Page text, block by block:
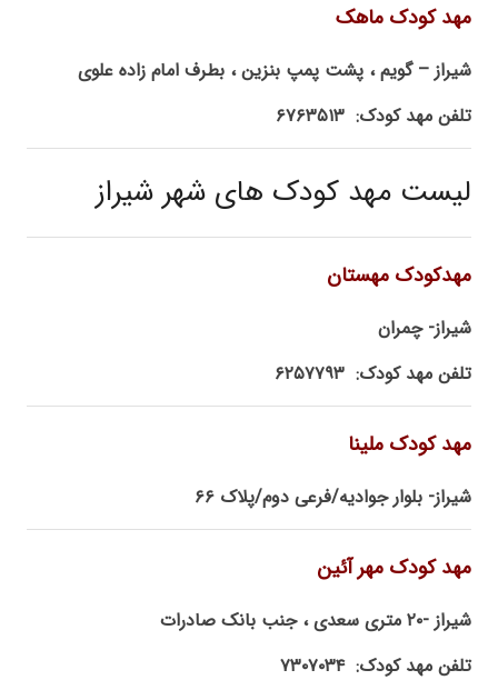
مهد کودک ماهک
شیراز – گویم ، پشت پمپ بنزین ، بطرف امام زاده علوی
تلفن مهد کودک: ۶۷۶۳۵۱۳
لیست مهد کودک های شهر شیراز
مهدکودک مهستان
شیراز- چمران
تلفن مهد کودک: ۶۲۵۷۷۹۳
مهد کودک ملینا
شیراز- بلوار جوادیه/فرعی دوم/پلاک ۶۶
مهد کودک مهر آئین
شیراز -۲۰ متری سعدی ، جنب بانک صادرات
تلفن مهد کودک: ۷۳۰۷۰۳۴